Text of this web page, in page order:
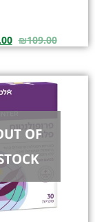
₪109.00
OF